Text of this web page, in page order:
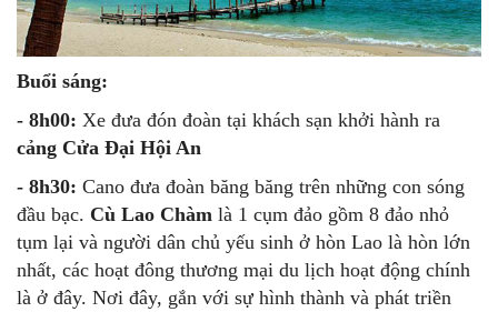
Buổi sáng:
- 8h00: Xe đưa đón đoàn tại khách sạn khởi hành ra
cảng Cửa Đại Hội An
- 8h30: Cano đưa đoàn băng băng trên những con sóng
đầu bạc. Cù Lao Chàm là 1 cụm đảo gồm 8 đảo nhỏ
tụm lại và người dân chủ yếu sinh ở hòn Lao là hòn lớn
nhất, các hoạt đông thương mại du lịch hoạt động chính
là ở đây. Nơi đây, gắn với sự hình thành và phát triền